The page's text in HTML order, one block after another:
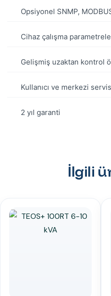
Opsiyonel SNMP,
Cihaz çalışma
Gelişmiş uzaktan kontrol
Kullanıcı ve merkezi
2 yıl garanti
İlgili